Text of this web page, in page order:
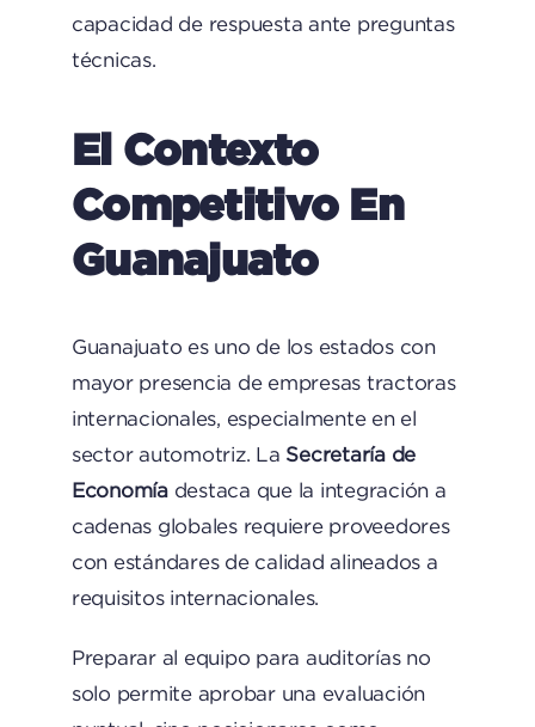
capacidad de respuesta ante preguntas
técnicas.
El Contexto
Competitivo En
Guanajuato
Guanajuato es uno de los estados con
mayor presencia de empresas tractoras
internacionales, especialmente en el
sector automotriz. La Secretaría de
Economíadestaca que la integración a
cadenas globales requiere proveedores
con estándares de calidad alineados a
requisitos internacionales.
Preparar al equipo para auditorías no
solo permite aprobar una evaluación